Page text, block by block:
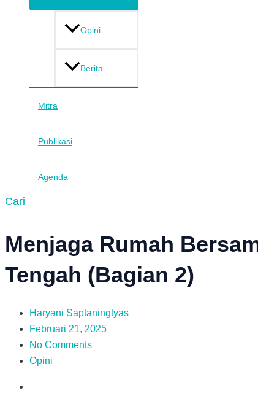
Opini
Berita
Mitra
Publikasi
Agenda
Cari
Menjaga Rumah
Tengah (Bagian 2)
Haryani Saptaningtyas
Februari 21, 2025
No Comments
Opini